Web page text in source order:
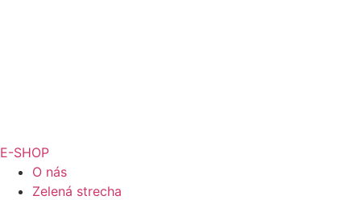
E-SHOP
O nás
Zelená strecha